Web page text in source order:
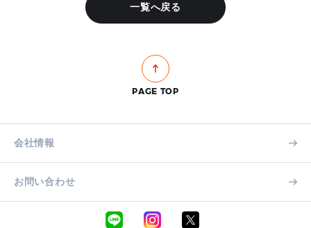
一覧へ戻る
PAGE TOP
会社情報
お問い合わせ